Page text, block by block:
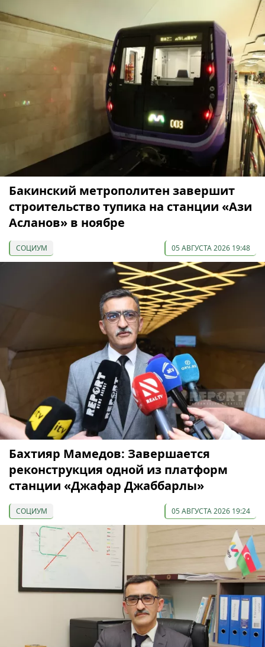
Бакинский метрополитен завершит
строительство тупика на станции «Ази
Асланов» в ноябре
СОЦИУМ 05 АВГУСТА 2026 19:48
Бахтияр Мамедов: Завершается
реконструкция одной из платформ
станции «Джафар Джаббарлы»
СОЦИУМ 05 АВГУСТА 2026 19:24